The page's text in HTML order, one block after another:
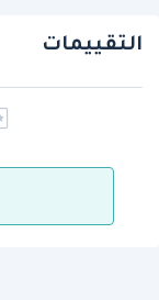
التقييمات